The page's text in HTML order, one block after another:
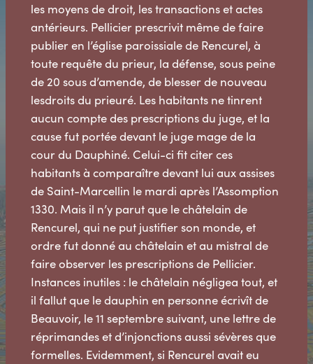
les moyens de droit, les transactions et actes
antérieurs. Pellicier prescrivit même de faire
publier en l’église paroissiale de Rencurel, à
toute requête du prieur, la défense, sous peine
de 20 sous d’amende, de blesser de nouveau
lesdroits du prieuré. Les habitants ne tinrent
aucun compte des prescriptions du juge, et la
cause fut portée devant le juge mage de la
cour du Dauphiné. Celui-ci fit citer ces
habitants à comparaître devant lui aux assises
de Saint-Marcellin le mardi après l’Assomption
1330. Mais il n’y parut que le châtelain de
Rencurel, qui ne put justifier son monde, et
ordre fut donné au châtelain et au mistral de
faire observer les prescriptions de Pellicier.
Instances inutiles : le châtelain négligea tout, et
il fallut que le dauphin en personne écrivît de
Beauvoir, le 11 septembre suivant, une lettre de
réprimandes et d’injonctions aussi sévères que
formelles. Evidemment, si Rencurel avait eu